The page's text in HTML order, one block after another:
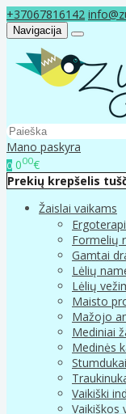
+37067816142
Navigacija
Mano paskyra
0 000€
Prekių krepšelis
Žaislai vaikams
Formelių
Gamtai
Lėlių
Lėlių
Maisto
Mažojo
Mediniai
Medinės
Stumdukai
Vaikiški
Vaikiškos